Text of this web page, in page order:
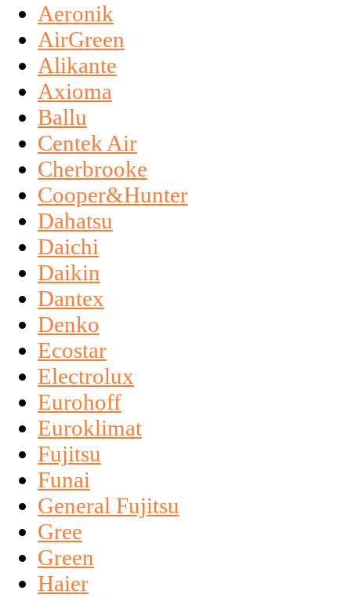
Aeronik
AirGreen
Alikante
Axioma
Ballu
Centek Air
Cherbrooke
Cooper&Hunter
Dahatsu
Daichi
Daikin
Dantex
Denko
Ecostar
Electrolux
Eurohoff
Euroklimat
Fujitsu
Funai
General Fujitsu
Gree
Green
Haier